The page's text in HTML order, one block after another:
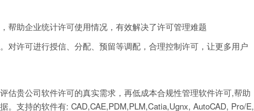
帮助企业统计许可使用情况，有效解决了许可管理难题
对许可进行授信、分配、预留等调配，合理控制许可，让更多用户
估贵公司软件许可的真实需求，再低成本合规性管理软件许可,帮助
支持的软件有: CAD,CAE,PDM,PLM,Catia,Ugnx, AutoCAD, Pro/E,